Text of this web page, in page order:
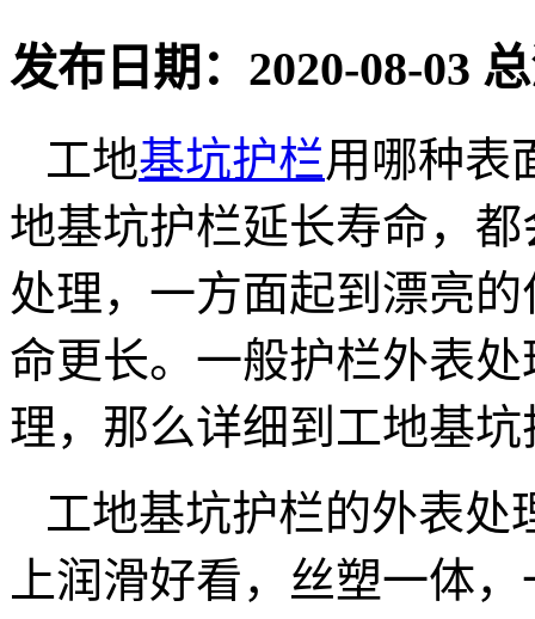
发布日期：2020-08-03
工地基坑护栏用哪种表
地基坑护栏延长寿命，
处理，一方面起到漂亮
命更长。一般护栏外表
理，那么详细到工地基
工地基坑护栏的外表处
上润滑好看，丝塑一体